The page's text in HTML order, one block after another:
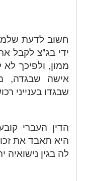
חשוב לדעת
ידי בג"צ לקבל
ממון, ולפיכך
אישה שבגדה,
שבגדו בענייני
הדין העברי
היא תאבד את
לה בגין נישואיה